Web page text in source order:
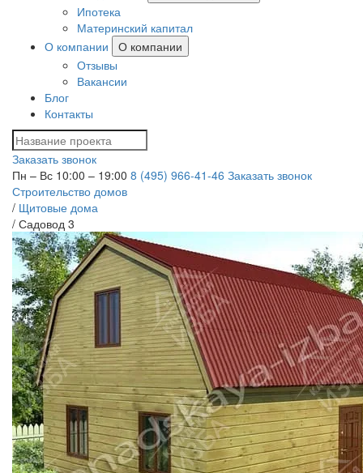
Ипотека
Материнский капитал
О компании
О компании
Отзывы
Вакансии
Блог
Контакты
Заказать звонок
Пн – Вс 10:00 – 19:00 8 (495) 966-41-46 Заказать звонок
Строительство домов
/ Щитовые дома
/ Садовод 3